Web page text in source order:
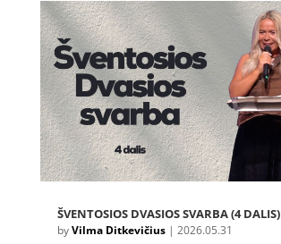
ŠVENTOSIOS DVASIOS SVARBA (4 DALIS)
byVilma Ditkevičius| 2026.05.31